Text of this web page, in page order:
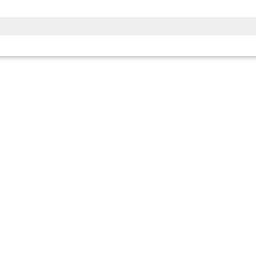
بهتر هوا در محیط کمک کند. و این کولر
قطع برق، به‌طور خودکار روشن شود و تنظیمات